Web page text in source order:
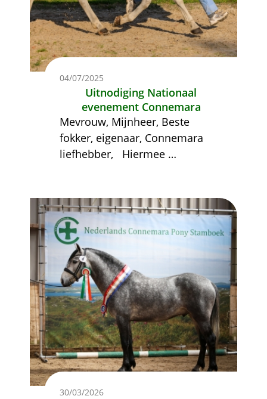
04/07/2025
Uitnodiging Nationaal
evenement Connemara
Mevrouw, Mijnheer, Beste
fokker, eigenaar, Connemara
liefhebber,
Hiermee …
Afbeelding
30/03/2026